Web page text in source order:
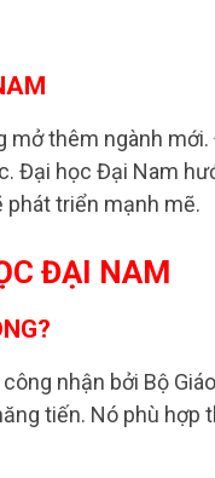
thêm ngành
Đại học Đại Nam
triển mạnh mẽ.
ĐẠI NAM
nhận bởi Bộ
tiến. Nó phù hợp